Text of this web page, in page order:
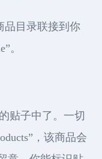
品目录联接到你
。
贴子中了。一切
，该商品会